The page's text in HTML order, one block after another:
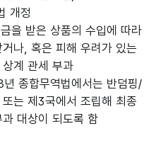
개정
을 받은 상품의 수입에 따라
나, 혹은 피해 우려가 있는
계 관세 부과
종합무역법에서는 반덤핑/
는 제3국에서 조립해 최종
대상이 되도록 함